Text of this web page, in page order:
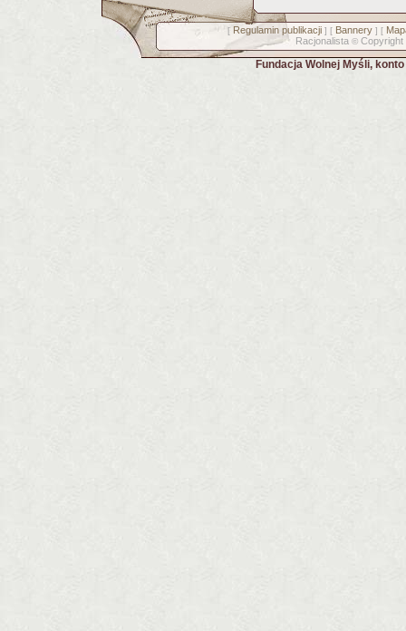
[ Regulamin publikacji] [ Bannery] [
Racjonalista © Copyright
Fundacja Wolnej Myśli,